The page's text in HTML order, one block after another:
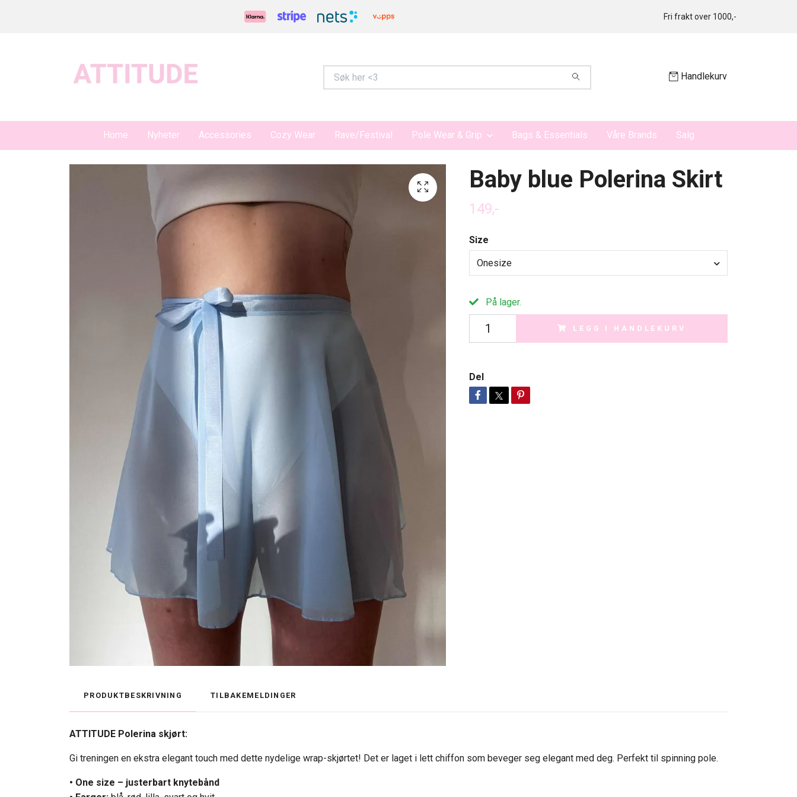
Fri frakt over 1000,-
Handlekurv
Home Nyheter Accessories Cozy Wear Rave/Festival Pole Wear & Grip Bags & Essentials Våre Brands Salg
Baby blue Polerina Skirt
149,-
Size
Onesize
På lager.
LEGG I HANDLEKURV
Del
PRODUKTBESKRIVNING TILBAKEMELDINGER
ATTITUDE Polerina skjørt:
Gi treningen en ekstra elegant touch med dette nydelige wrap-skjørtet! Det er laget i lett chiffon som beveger seg elegant med deg. Perfekt til spinning pole.
• One size – justerbart knytebånd